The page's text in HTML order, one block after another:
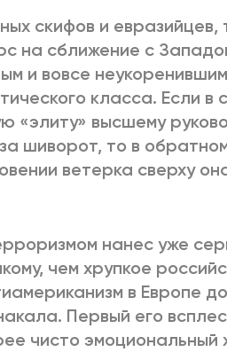
скифов и евразийцев,
на сближение с
и вовсе
класса. Если в
«элиту» высшему
шиворот, то в
ветерка сверху
нанес уже
чем хрупкое
в Европе
Первый его
чисто эмоциональный